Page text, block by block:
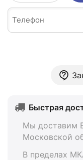
Быстрая
Мы доставим
Московской
В пределах